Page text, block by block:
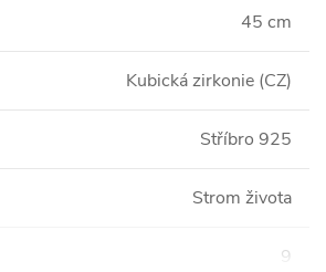
45 cm
Kubická zirkonie (CZ)
Stříbro 925
Strom života
9